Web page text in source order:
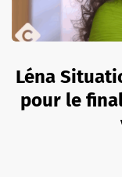
Léna
pour le